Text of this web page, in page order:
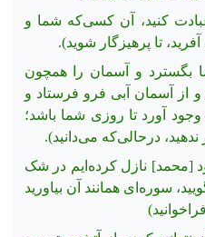
کنید، آن کسی‌که شما و
تا پرهیزگار شوید).
بگسترد و آسمان را همچون
از آسمان آبی فرو فرستاد و
‌وجود آورد تا روزی شما باشد؛
ندهید، درحالی‌که می‌دانید).
[محمد] نازل کرده‌ایم در شک
سوره‌ای همانند آن بیاورید